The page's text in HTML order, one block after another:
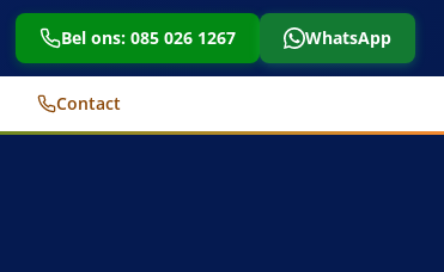
Bel ons: 085 026 1267 WhatsApp
Contact